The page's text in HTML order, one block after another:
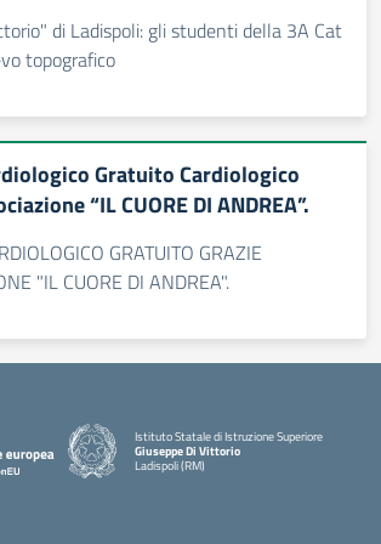
di Ladispoli: gli studenti della 3A Cat
topografico
Gratuito Cardiologico
“IL CUORE DI ANDREA”.
GRATUITO GRAZIE
"IL CUORE DI ANDREA".
Istituto Statale di Istruzione Superiore
Giuseppe Di Vittorio
Ladispoli (RM)